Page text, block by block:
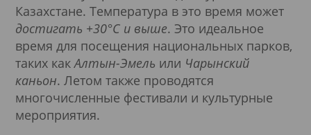
Казахстане. Температура в это время может
достигать +30°C и выше. Это идеальное
время для посещения национальных парков,
таких как Алтын-Эмель или Чарынский
каньон. Летом также проводятся
многочисленные фестивали и культурные
мероприятия.